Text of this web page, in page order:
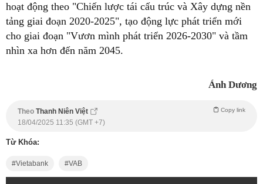
hoạt động theo "Chiến lược tái cấu trúc và Xây dựng nền
tảng giai đoạn 2020-2025", tạo động lực phát triển mới
cho giai đoạn "Vươn mình phát triển 2026-2030" và tầm
nhìn xa hơn đến năm 2045.
Ánh Dương
Theo Thanh Niên Việt Copy link
18/04/2025 11:35 (GMT +7)
Từ Khóa:
Vietabank VAB